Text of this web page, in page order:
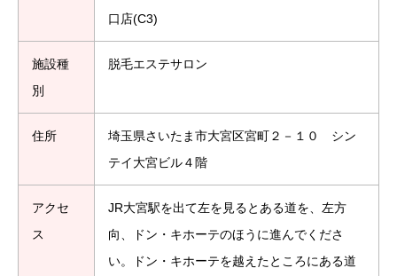
口店(C3)
施設種
別
脱毛エステサロン
住所
埼玉県さいたま市大宮区宮町２－１０ シン
テイ大宮ビル４階
アクセ
ス
JR大宮駅を出て左を見るとある道を、左方
向、ドン・キホーテのほうに進んでくださ
い。ドン・キホーテを越えたところにある道